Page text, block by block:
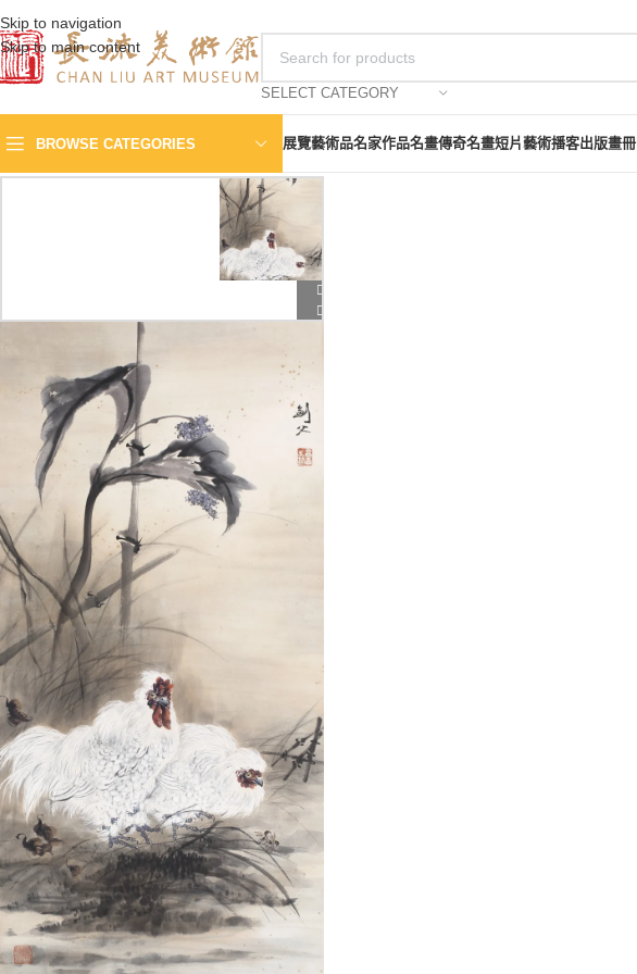
Skip to navigation
Skip to main content
SELECT CATEGORY
BROWSE CATEGORIES 展覽藝術品名家作品名畫傳奇名畫短片藝術播客出版畫冊